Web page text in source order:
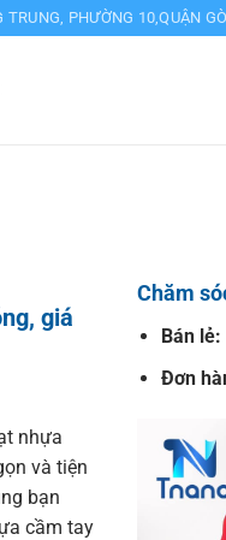
PHƯỜNG 10,QUẬN
giá
nhựa
và tiện
bạn
cầm tay
Chăm
Bán lẻ:
Đơn